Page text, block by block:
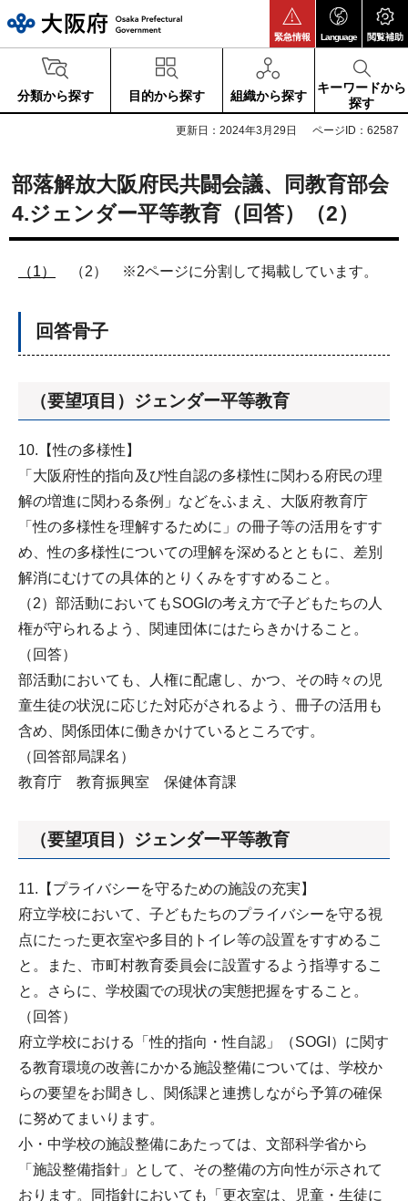
緊急情報 Language 閲覧補助
分類から探す 目的から探す 組織から探す
キーワードから
探す
更新日：2024年3月29日 ページID：62587
部落解放大阪府民共闘会議、同教育部会
4.ジェンダー平等教育（回答）（2）
（1） （2） ※2ページに分割して掲載しています。
回答骨子
（要望項目）ジェンダー平等教育
10.【性の多様性】
「大阪府性的指向及び性自認の多様性に関わる府民の理
解の増進に関わる条例」などをふまえ、大阪府教育庁
「性の多様性を理解するために」の冊子等の活用をすす
め、性の多様性についての理解を深めるとともに、差別
解消にむけての具体的とりくみをすすめること。
（2）部活動においてもSOGIの考え方で子どもたちの人
権が守られるよう、関連団体にはたらきかけること。
（回答）
部活動においても、人権に配慮し、かつ、その時々の児
童生徒の状況に応じた対応がされるよう、冊子の活用も
含め、関係団体に働きかけているところです。
（回答部局課名）
教育庁 教育振興室 保健体育課
（要望項目）ジェンダー平等教育
11.【プライバシーを守るための施設の充実】
府立学校において、子どもたちのプライバシーを守る視
点にたった更衣室や多目的トイレ等の設置をすすめるこ
と。また、市町村教育委員会に設置するよう指導するこ
と。さらに、学校園での現状の実態把握をすること。
（回答）
府立学校における「性的指向・性自認」（SOGI）に関す
る教育環境の改善にかかる施設整備については、学校か
らの要望をお聞きし、関係課と連携しながら予算の確保
に努めてまいります。
小・中学校の施設整備にあたっては、文部科学省から
「施設整備指針」として、その整備の方向性が示されて
おります。同指針においても「更衣室は、児童・生徒に